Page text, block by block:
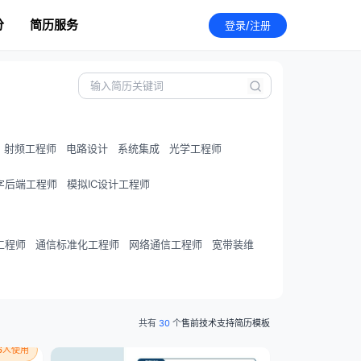
简历服务 登录/注册
射频工程师 电路设计 系统集成 光学工程师
后端工程师 模拟IC设计工程师
程师 通信标准化工程师 网络通信工程师 宽带装维
共有 30 个售前技术支持简历模板
使用